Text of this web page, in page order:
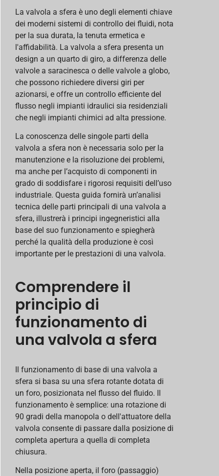
La valvola a sfera è uno degli elementi chiave
dei moderni sistemi di controllo dei fluidi, nota
per la sua durata, la tenuta ermetica e
l'affidabilità. La valvola a sfera presenta un
design a un quarto di giro, a differenza delle
valvole a saracinesca o delle valvole a globo,
che possono richiedere diversi giri per
azionarsi, e offre un controllo efficiente del
flusso negli impianti idraulici sia residenziali
che negli impianti chimici ad alta pressione.
La conoscenza delle singole parti della
valvola a sfera non è necessaria solo per la
manutenzione e la risoluzione dei problemi,
ma anche per l’acquisto di componenti in
grado di soddisfare i rigorosi requisiti dell’uso
industriale. Questa guida fornirà un’analisi
tecnica delle parti principali di una valvola a
sfera, illustrerà i principi ingegneristici alla
base del suo funzionamento e spiegherà
perché la qualità della produzione è così
importante per le prestazioni di una valvola.
Comprendere il
principio di
funzionamento di
una valvola a sfera
Il funzionamento di base di una valvola a
sfera si basa su una sfera rotante dotata di
un foro, posizionata nel flusso del fluido. Il
funzionamento è semplice: una rotazione di
90 gradi della manopola o dell'attuatore della
valvola consente di passare dalla posizione di
completa apertura a quella di completa
chiusura.
Nella posizione aperta, il foro (passaggio)